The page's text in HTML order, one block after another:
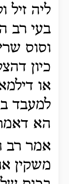
ליה זיל
בעי רב
וסוס
כיון
או
למעבד
הא
אמר רב
משקין